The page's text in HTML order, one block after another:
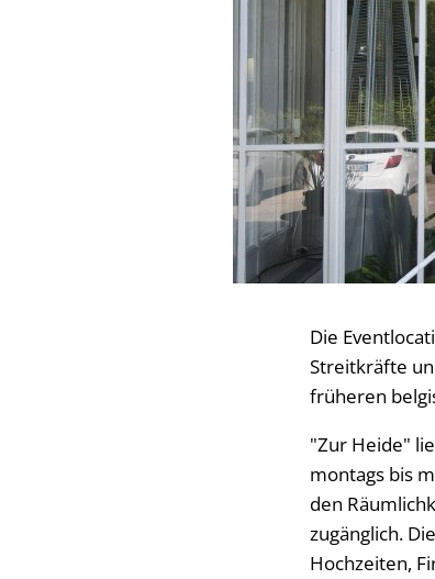
Die
Streitkräfte
früheren
"Zur Heide"
montags bis
den
zugänglich.
Hochzeiten,